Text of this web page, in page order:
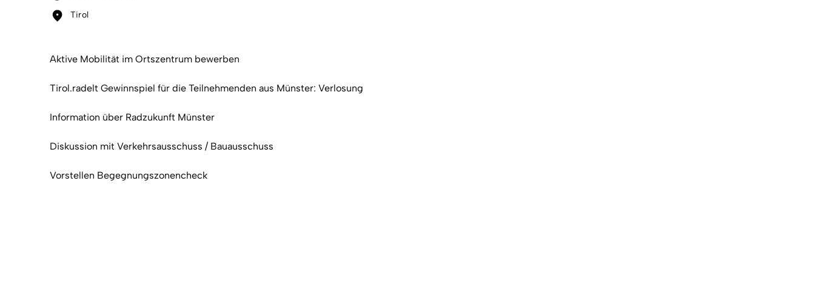
Tirol
Aktive Mobilität im Ortszentrum bewerben
Tirol.radelt Gewinnspiel für die Teilnehmenden aus Münster: Verlosung
Information über Radzukunft Münster
Diskussion mit Verkehrsausschuss / Bauausschuss
Vorstellen Begegnungszonencheck